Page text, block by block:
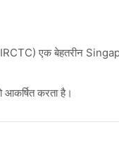
एक बेहतरीन
करता है।